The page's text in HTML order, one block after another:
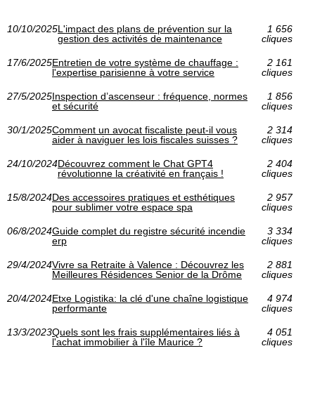
10/10/2025L'impact des plans de prévention sur la
gestion des activités de maintenance
1 656
cliques
17/6/2025Entretien de votre système de chauffage :
l'expertise parisienne à votre service
2 161
cliques
27/5/2025Inspection d’ascenseur : fréquence, normes
et sécurité
1 856
cliques
30/1/2025Comment un avocat fiscaliste peut-il vous
aider à naviguer les lois fiscales suisses ?
2 314
cliques
24/10/2024Découvrez comment le Chat GPT4
révolutionne la créativité en français !
2 404
cliques
15/8/2024Des accessoires pratiques et esthétiques
pour sublimer votre espace spa
2 957
cliques
06/8/2024Guide complet du registre sécurité incendie
erp
3 334
cliques
29/4/2024Vivre sa Retraite à Valence : Découvrez les
Meilleures Résidences Senior de la Drôme
2 881
cliques
20/4/2024Etxe Logistika: la clé d'une chaîne logistique
performante
4 974
cliques
13/3/2023Quels sont les frais supplémentaires liés à
l'achat immobilier à l'île Maurice ?
4 051
cliques